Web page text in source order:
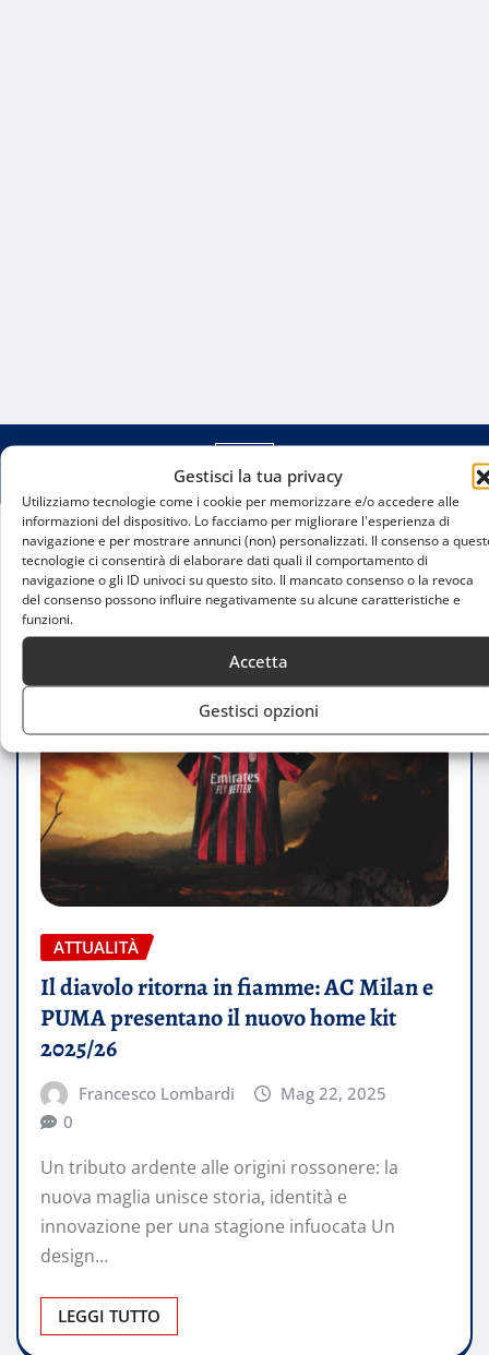
Gestisci la tua privacy
Utilizziamo tecnologie come i cookie per memorizzare e/o accedere alle
informazioni del dispositivo. Lo facciamo per migliorare l'esperienza di
navigazione e per mostrare annunci (non) personalizzati. Il consenso a
tecnologie ci consentirà di elaborare dati quali il comportamento di
navigazione o gli ID univoci su questo sito. Il mancato consenso o la revoca
del consenso possono influire negativamente su alcune caratteristiche e
funzioni.
Accetta
Gestisci opzioni
Home
Il diavolo ritorna in fiamme: AC Milan e PUMA
presentano il nuovo home kit 2025/26
ATTUALITÀ
Il diavolo ritorna in fiamme: AC Milan e
PUMA presentano il nuovo home kit
2025/26
Francesco Lombardi
Mag 22, 2025
0
Un tributo ardente alle origini rossonere: la
nuova maglia unisce storia, identità e
innovazione per una stagione infuocata Un
design…
LEGGI TUTTO